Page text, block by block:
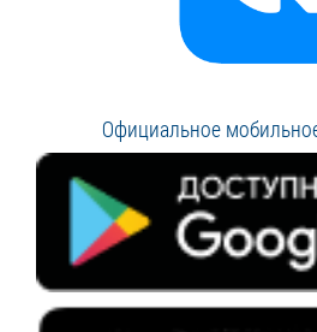
Официальное